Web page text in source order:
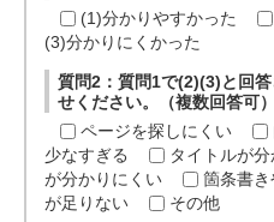
(1)分かりやすかった
(3)分かりにくかった
質問2：質問1で(2)(3)と回
せください。（複数回答可）
ページを探しにくい
少なすぎる
タイトルが
が分かりにくい
箇条書
が足りない
その他